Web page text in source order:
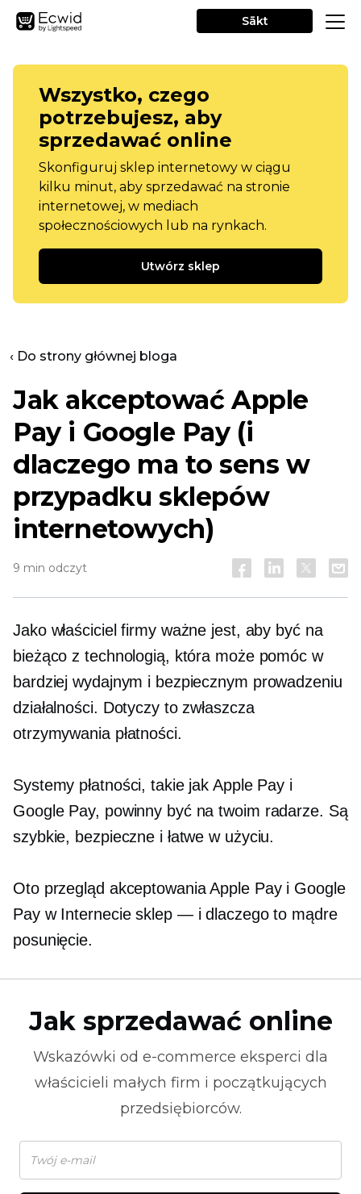
Sākt
Wszystko, czego
potrzebujesz, aby
sprzedawać online
Skonfiguruj sklep internetowy w ciągu
kilku minut, aby sprzedawać na stronie
internetowej, w mediach
społecznościowych lub na rynkach.
Utwórz sklep
‹ Do strony głównej bloga
Jak akceptować Apple
Pay i Google Pay (i
dlaczego ma to sens w
przypadku sklepów
internetowych)
9 min odczyt
Jako właściciel firmy ważne jest, aby być na
bieżąco z technologią, która może pomóc w
bardziej wydajnym i bezpiecznym prowadzeniu
działalności. Dotyczy to zwłaszcza
otrzymywania płatności.
Systemy płatności, takie jak Apple Pay i
Google Pay, powinny być na twoim radarze. Są
szybkie, bezpieczne i łatwe w użyciu.
Oto przegląd akceptowania Apple Pay i Google
Pay w Interneciesklep — idlaczego to mądre
posunięcie.
Jak sprzedawać online
Wskazówki od e-commerce eksperci dla
właścicieli małych firm i początkujących
przedsiębiorców.